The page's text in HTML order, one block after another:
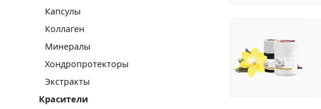
Капсулы
Коллаген
Минералы
Хондропротекторы
Экстракты
Красители